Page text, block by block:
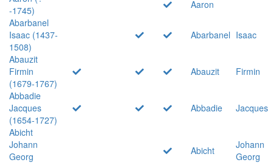
-1745)
Aaron
Abarbanel
Isaac (1437-
1508)
Abarbanel Isaac
Abauzit
Firmin
(1679-1767)
Abauzit
Firmin
Abbadie
Jacques
(1654-1727)
Abbadie
Jacques
Abicht
Johann
Georg
Abicht
Johann
Georg